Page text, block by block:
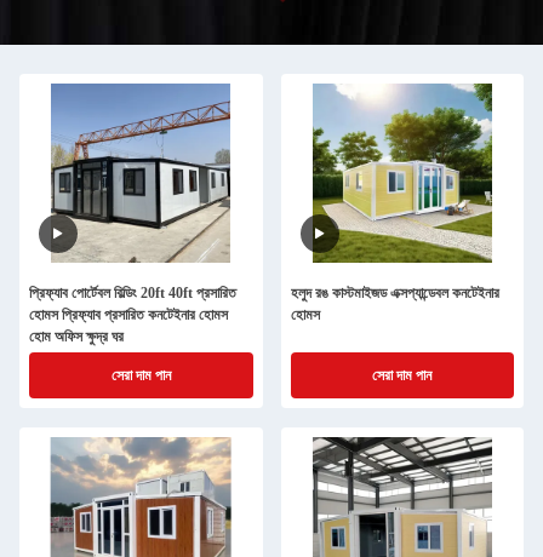
প্রিফ্যাব পোর্টেবল বিল্ডিং 20ft 40ft প্রসারিত
হোমস প্রিফ্যাব প্রসারিত কনটেইনার হোমস
হোম অফিস ক্ষুদ্র ঘর
সেরা দাম পান
হলুদ রঙ কাস্টমাইজড এক্সপ্যান্ডেবল কনটেইনার
হোমস
সেরা দাম পান